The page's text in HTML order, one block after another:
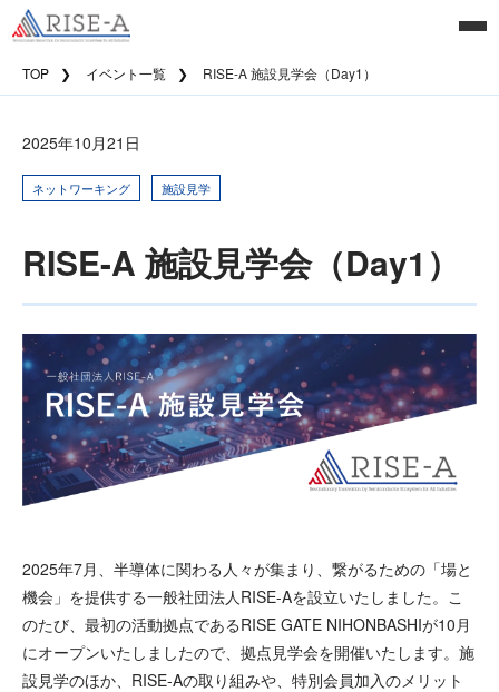
TOP イベント一覧 RISE-A 施設見学会（Day1）
2025年10月21日
ネットワーキング 施設見学
RISE-A 施設見学会（Day1）
2025年7月、半導体に関わる人々が集まり、繋がるための「場と
機会」を提供する一般社団法人RISE-Aを設立いたしました。こ
のたび、最初の活動拠点であるRISE GATE NIHONBASHIが10月
にオープンいたしましたので、拠点見学会を開催いたします。施
設見学のほか、RISE-Aの取り組みや、特別会員加入のメリット